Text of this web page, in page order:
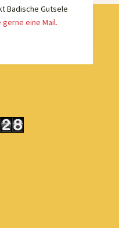
Badische Gutsele
eine Mail.